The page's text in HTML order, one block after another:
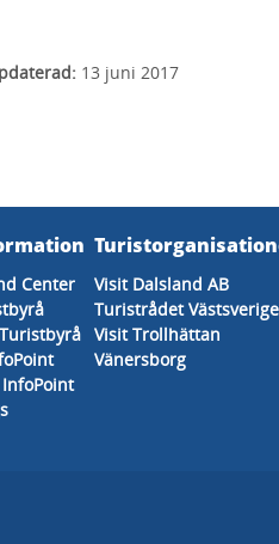
13 juni 2017
Center
Visit Dalsland AB
Turistrådet Västsverige
Visit Trollhättan
Vänersborg